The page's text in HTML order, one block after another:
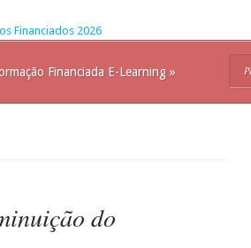
Financiada E-Learning »
do